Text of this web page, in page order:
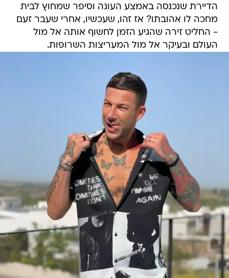
הדיירת שנכנסה באמצע העונה וסיפר שמחוץ לבית
מחכה לו אהובתו? אז זהו, שעכשיו, אחרי שעבר זעם
- החליט זירה שהגיע הזמן לחשוף אותה אל מול
העולם ובעיקר אל מול המעריצות השרופות.